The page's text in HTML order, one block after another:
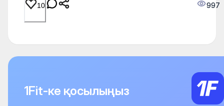
10 997
1Fit-ке қосылыңыз